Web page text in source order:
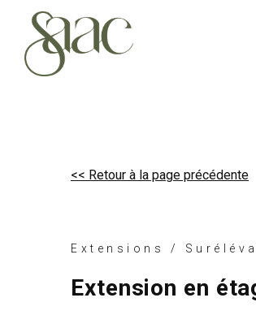
<< Retour à la page précédente
Extensions /
Extension en